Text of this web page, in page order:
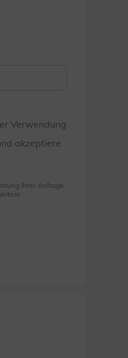
Verwendung
akzeptiere
Ihrer Anfrage